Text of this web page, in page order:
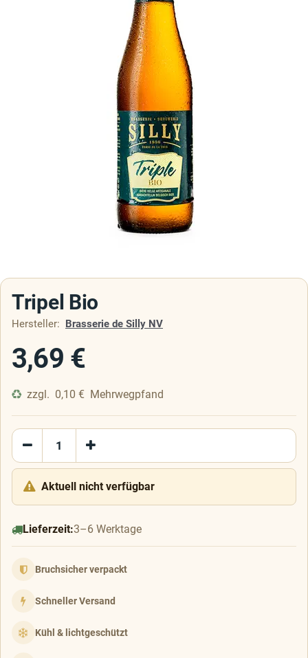
Tripel Bio
Hersteller: Brasserie de Silly NV
3,69 €
zzgl. 0,10 € Mehrwegpfand
Aktuell nicht verfügbar
Lieferzeit:3–6 Werktage
Bruchsicher verpackt
Schneller Versand
Kühl & lichtgeschützt